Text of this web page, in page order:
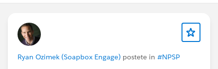
Ryan Ozimek (Soapbox Engage) postete in #NPSP